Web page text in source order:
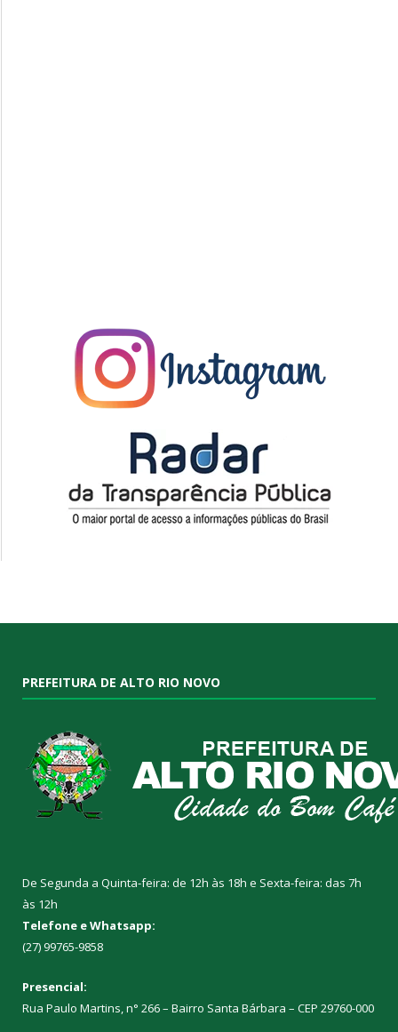
PREFEITURA DE ALTO RIO NOVO
De Segunda a Quinta-feira: de 12h às 18h e Sexta-feira: das 7h
às 12h
Telefone e Whatsapp:
(27) 99765-9858
Presencial:
Rua Paulo Martins, n° 266 – Bairro Santa Bárbara – CEP 29760-000